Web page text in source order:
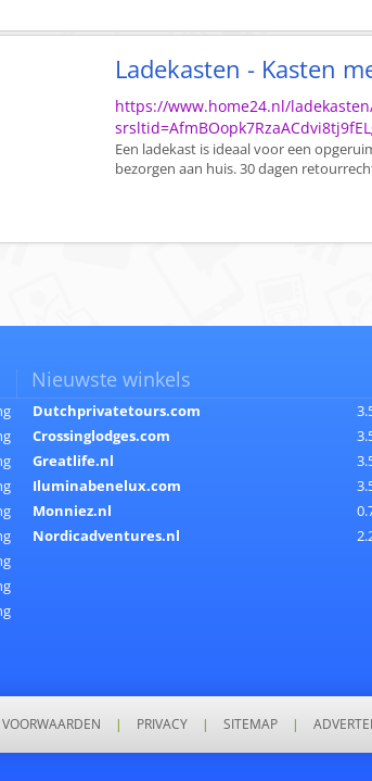
Ladekasten - Kasten
https://www.home24.nl/
Een ladekast is ideaal voor een
bezorgen aan huis. 30 dagen
Nieuwste winkels
Dutchprivatetours.com
Crossinglodges.com
Greatlife.nl
Iluminabenelux.com
Monniez.nl
Nordicadventures.nl
| PRIVACY | SITEMAP |